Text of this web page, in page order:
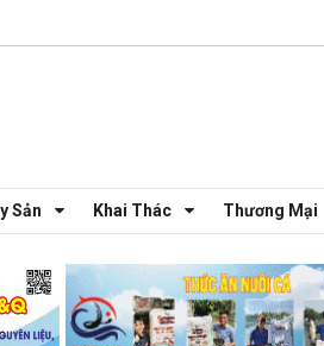
Sản Khai Thác Thương Mại